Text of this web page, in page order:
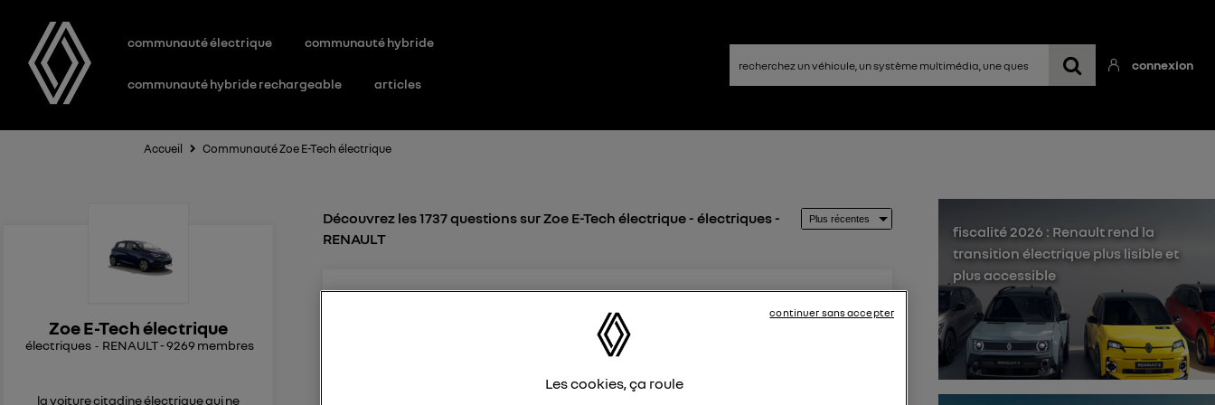
communauté électrique communauté hybride
communauté hybride rechargeable articles
connexion
Accueil Communauté Zoe E-Tech électrique
Zoe E-Tech électrique
électriques RENAULT-9269 membres
la voiture citadine électrique qui ne
Découvrez les 1737 questions sur Zoe E-Tech électrique - électriques -
RENAULT
Patpou77550
bonjour, comment éteindre le tableau de bord de la Zoé à l arrêt ? merci
fiscalité 2026 : Renault rend la
transition électrique plus lisible et
plus accessible
Les cookies, ça roule
continuer sans accepter